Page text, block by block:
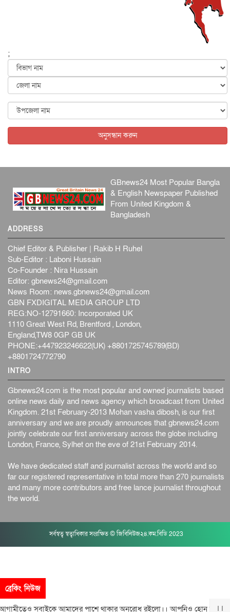
বেনজীর আহমেদের সঙ্গে পরীমনির ঘনিষ্ঠ সম্পর্ক ছিল : নাসির
৫ আগস্ট, ২০২৬
হরমুজ নিয়ে ইরান-মার্কিন চুক্তি হতে পারে আজ : মার্কিন অর্থমন...
আন্তর্জাতিক ৫ আগস্ট, ২০২৬
পৃথিবীর দিকে আসছে বিধ্বংসী বস্তু, পারমাণবিক বোমা দিয়ে করা
ব্...
;
অনুসন্ধান করুন
GBnews24 Most Popular Bangla
& English Newspaper Published
From United Kingdom &
Bangladesh
ADDRESS
Chief Editor & Publisher | Rakib H Ruhel
Sub-Editor : Laboni Hussain
Co-Founder : Nira Hussain
Editor: gbnews24@gmail.com
News Room: news.gbnews24@gmail.com
GBN FXDIGITAL MEDIA GROUP LTD
REG:NO-12791660: Incorporated UK
1110 Great West Rd, Brentford , London,
England,TW8 0GP GB UK
PHONE:+447923246622(UK) +8801725745789(BD)
+8801724772790
INTRO
Gbnews24.com is the most popular and owned journalists based
online news daily and news agency which broadcast from United
Kingdom. 21st February-2013 Mohan vasha dibosh, is our first
anniversary and we are proudly announces that gbnews24.com
jointly celebrate our first anniversary across the globe including
London, France, Sylhet on the eve of 21st February 2014.
We have dedicated staff and journalist across the world and so
far our registered representative in total more than 270 journalists
and many more contributors and free lance journalist throughout
the world.
সর্বস্বত্ব স্বত্বাধিকার সংরক্ষিত © জিবিনিউজ২৪.কম.বিডি 2023
ব্রেকিং নিউজ
সবাইকে আমাদের পাশে থাকার অনুরোধ রইলো।। আপনিও হোন আমাদের